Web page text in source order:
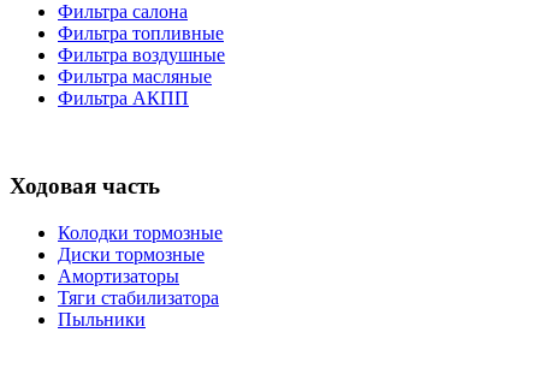
Фильтра салона
Фильтра топливные
Фильтра воздушные
Фильтра масляные
Фильтра АКПП
Ходовая часть
Колодки тормозные
Диски тормозные
Амортизаторы
Тяги стабилизатора
Пыльники